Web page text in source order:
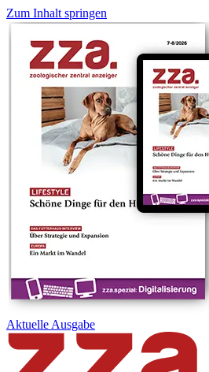
Zum Inhalt springen
Aktuelle Ausgabe